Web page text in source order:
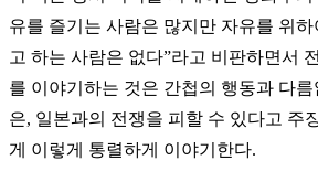
유를 즐기는 사람은 많지만 자유를 위
고 하는 사람은 없다”라고 비판하면서
를 이야기하는 것은 간첩의 행동과 다
은, 일본과의 전쟁을 피할 수 있다고 주
게 이렇게 통렬하게 이야기한다.